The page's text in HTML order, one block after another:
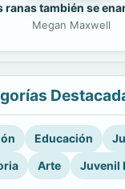
ranas también se
Megan Maxwell
Educación
Arte Juvenil